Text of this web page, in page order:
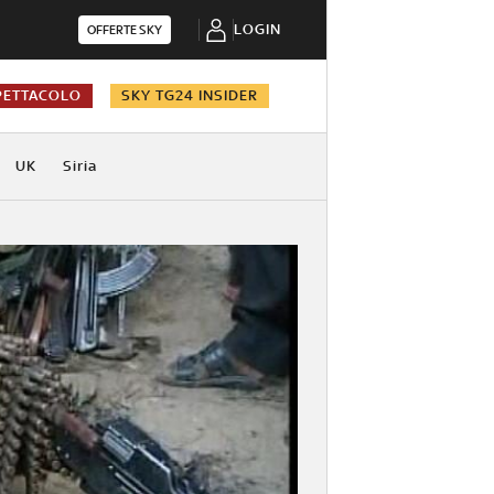
OFFERTE SKY LOGIN
SKY TG24 INSIDER
UK Siria